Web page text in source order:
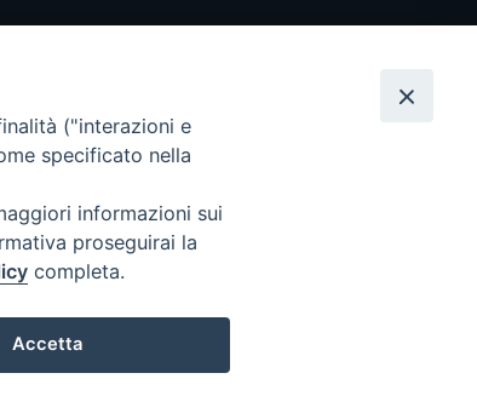
("interazioni e
specificato nella
informazioni sui
proseguirai la
completa.
Accetta